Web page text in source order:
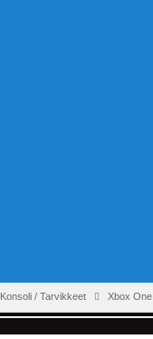
Konsoli / Tarvikkeet Xbox